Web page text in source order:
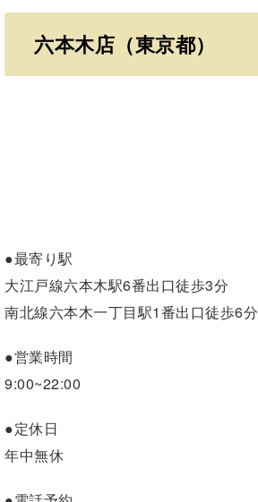
六本木店（東京都）
●最寄り駅
大江戸線六本木駅6番出口徒歩3分
南北線六本木一丁目駅1番出口徒歩6分
●営業時間
9:00~22:00
●定休日
年中無休